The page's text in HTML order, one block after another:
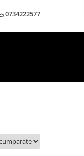
0734222577